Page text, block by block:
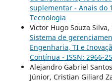
suplementar - Anais do
Tecnologia
Victor Hugo Souza
Sistema de
Engenharia, TI e
Contínua - ISSN: 2966-
Alejandro Gabriel
Júnior, Cristian Giliard